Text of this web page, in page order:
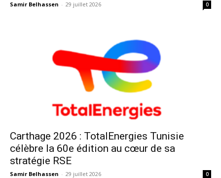
Samir Belhassen - 29 juillet 2026 0
Carthage 2026 : TotalEnergies Tunisie
célèbre la 60e édition au cœur de sa
stratégie RSE
Samir Belhassen - 29 juillet 2026 0